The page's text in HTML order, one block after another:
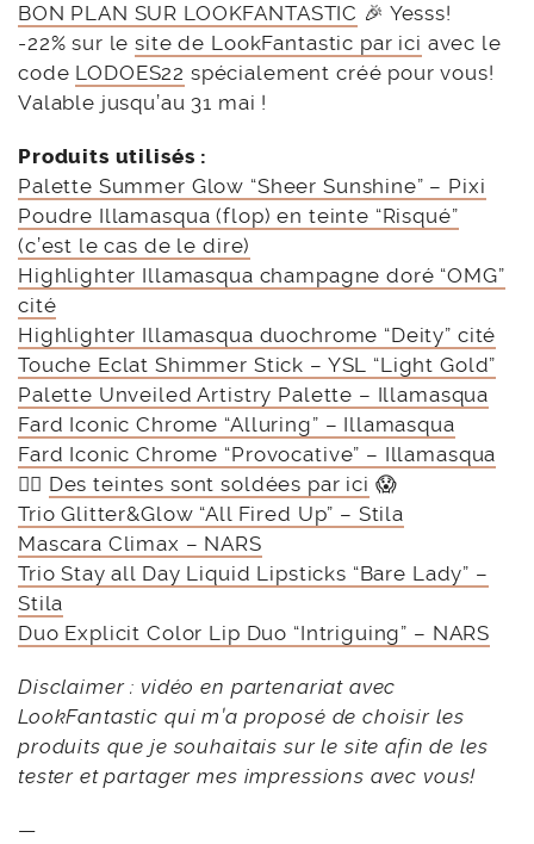
BON PLAN SUR LOOKFANTASTIC 🎉 Yesss!
-22% sur lesite de LookFantastic par ici avec le
code LODOES22 spécialement créé pour vous!
Valable jusqu’au 31 mai !
Produits utilisés :
Palette Summer Glow “Sheer Sunshine” – Pixi
Poudre Illamasqua (flop) en teinte “Risqué”
(c’est le cas de le dire)
Highlighter Illamasqua champagne doré “OMG”
cité
Highlighter Illamasqua duochrome “Deity” cité
Touche Eclat Shimmer Stick – YSL “Light Gold”
Palette Unveiled Artistry Palette – Illamasqua
Fard Iconic Chrome “Alluring” – Illamasqua
Fard Iconic Chrome “Provocative” – Illamasqua
👉🏻 Des teintes sont soldées par ici 😱
Trio Glitter&Glow “All Fired Up” – Stila
Mascara Climax – NARS
Trio Stay all Day Liquid Lipsticks “Bare Lady” –
Stila
Duo Explicit Color Lip Duo “Intriguing” – NARS
Disclaimer : vidéo en partenariat avec
LookFantastic qui m’a proposé de choisir les
produits que je souhaitais sur le site afin de les
tester et partager mes impressions avec vous!
—